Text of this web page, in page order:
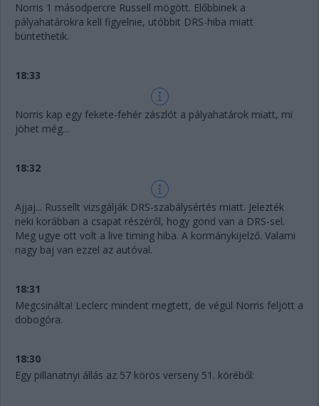
Norris 1 másodpercre Russell mögött. Előbbinek a
pályahatárokra kell figyelnie, utóbbit DRS-hiba miatt
büntethetik.
18:33
Norris kap egy fekete-fehér zászlót a pályahatárok miatt, mi
jöhet még...
18:32
Ajjaj... Russellt vizsgálják DRS-szabálysértés miatt. Jelezték
neki korábban a csapat részéről, hogy gond van a DRS-sel.
Meg ugye ott volt a live timing hiba. A kormánykijelző. Valami
nagy baj van ezzel az autóval.
18:31
Megcsinálta! Leclerc mindent megtett, de végül Norris feljött a
dobogóra.
18:30
Egy pillanatnyi állás az 57 körös verseny 51. köréből: